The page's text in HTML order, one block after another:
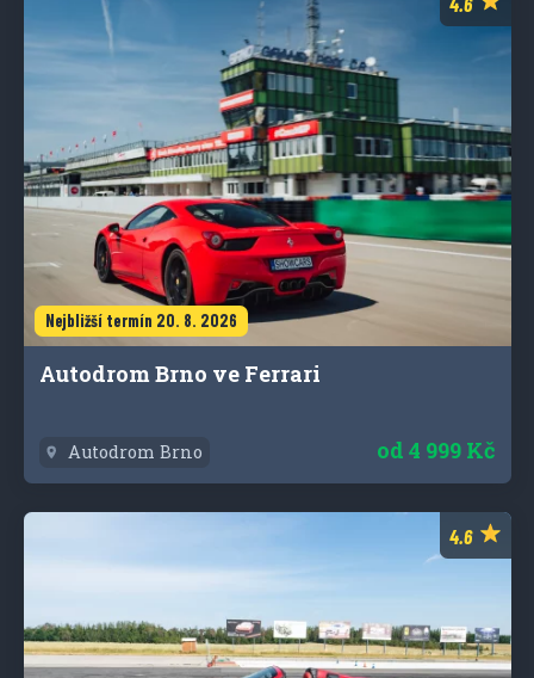
Nejbližší termín 20. 8. 2026
Autodrom Brno ve Ferrari
Autodrom Brno od 4 999 Kč